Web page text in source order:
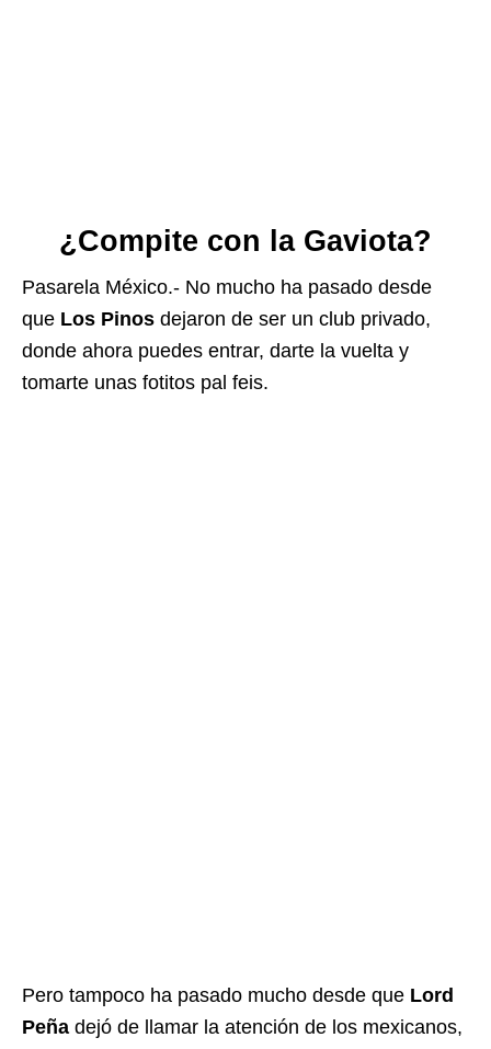
¿Compite con la Gaviota?
Pasarela México.- No mucho ha pasado desde
que Los Pinos dejaron de ser un club privado,
donde ahora puedes entrar, darte la vuelta y
tomarte unas fotitos pal feis.
Pero tampoco ha pasado mucho desde que Lord
Peña dejó de llamar la atención de los mexicanos,